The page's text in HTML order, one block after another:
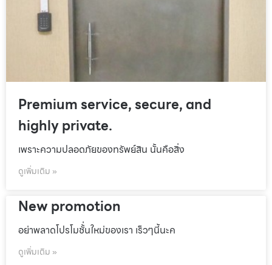
Premium service, secure, and
highly private.
เพราะความปลอดภัยของทรัพย์สิน นั้นคือสิ่ง
ดูเพิ่มเติม »
New promotion
อย่าพลาดโปรโมชั้่นใหม่ของเรา เร็วๆนี้นะค
ดูเพิ่มเติม »